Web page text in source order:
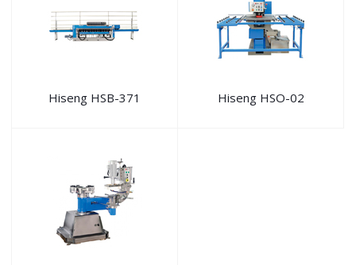
Hiseng HSB-371 Hiseng HSO-02